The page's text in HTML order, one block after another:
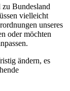
Bundesland
vielleicht
unseres
oder möchten
ändern, es